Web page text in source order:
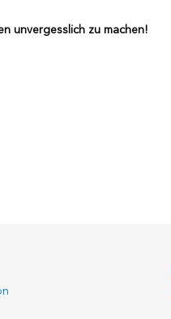
unvergesslich zu machen!